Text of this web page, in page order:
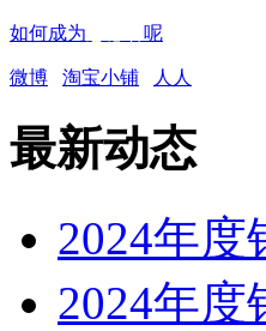
如何成为 呢
微博 淘宝小铺 人人
最新动态
2024年
2024年